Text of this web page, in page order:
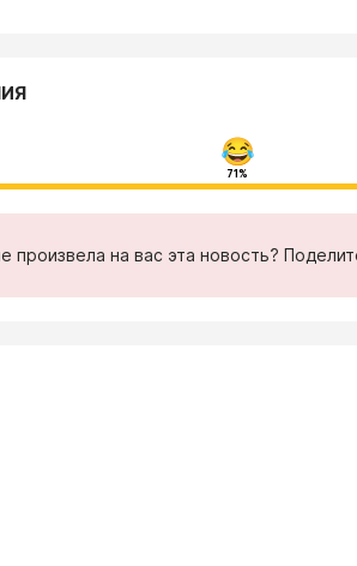
71%
произвела на вас эта новость?